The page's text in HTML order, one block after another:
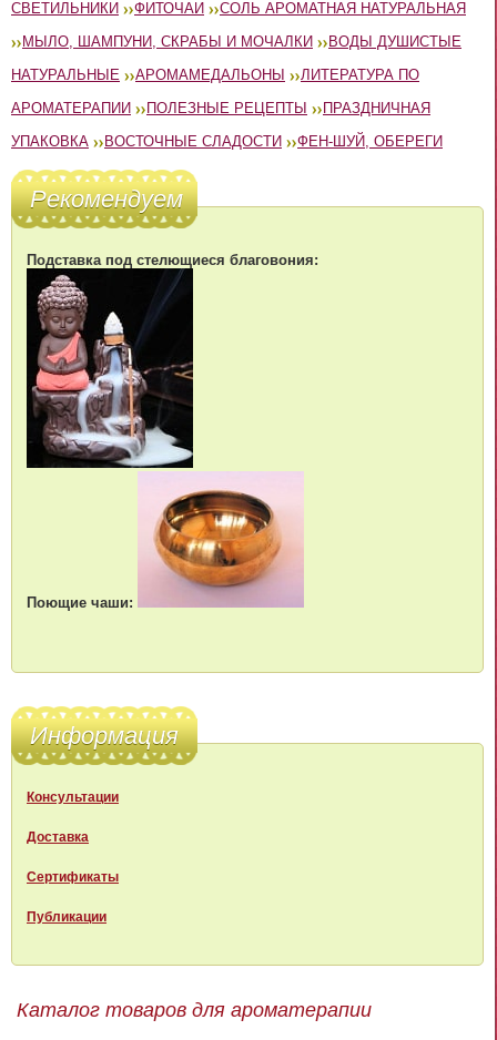
СВЕТИЛЬНИКИ
ФИТОЧАИ
СОЛЬ АРОМАТНАЯ НАТУРАЛЬНАЯ
МЫЛО, ШАМПУНИ, СКРАБЫ И МОЧАЛКИ
ВОДЫ ДУШИСТЫЕ
НАТУРАЛЬНЫЕ
АРОМАМЕДАЛЬОНЫ
ЛИТЕРАТУРА ПО
АРОМАТЕРАПИИ
ПОЛЕЗНЫЕ РЕЦЕПТЫ
ПРАЗДНИЧНАЯ
УПАКОВКА
ВОСТОЧНЫЕ СЛАДОСТИ ФЕН-ШУЙ, ОБЕРЕГИ
Рекомендуем
Подставка под стелющиеся благовония:
Поющие чаши:
Информация
Консультации
Доставка
Сертификаты
Публикации
Каталог товаров для ароматерапии